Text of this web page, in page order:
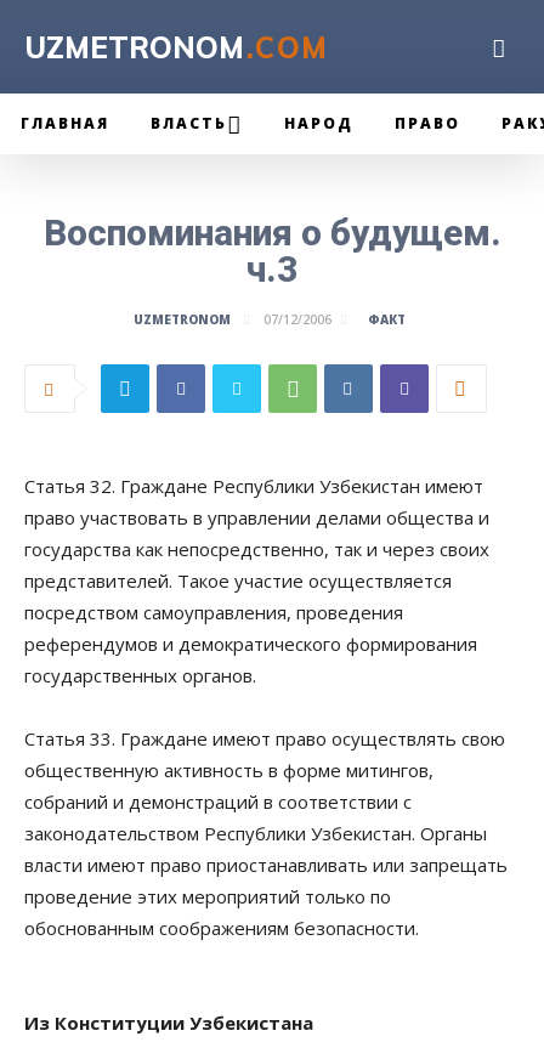
UZMETRONOM.COM
ГЛАВНАЯ ВЛАСТЬ НАРОД ПРАВО
Воспоминания о будущем.
ч.3
UZMETRONOM 07/12/2006 ФАКТ
Статья 32. Граждане Республики Узбекистан имеют
право участвовать в управлении делами общества и
государства как непосредственно, так и через своих
представителей. Такое участие осуществляется
посредством самоуправления, проведения
референдумов и демократического формирования
государственных органов.
Статья 33. Граждане имеют право осуществлять свою
общественную активность в форме митингов,
собраний и демонстраций в соответствии с
законодательством Республики Узбекистан. Органы
власти имеют право приостанавливать или запрещать
проведение этих мероприятий только по
обоснованным соображениям безопасности.
Из Конституции Узбекистана